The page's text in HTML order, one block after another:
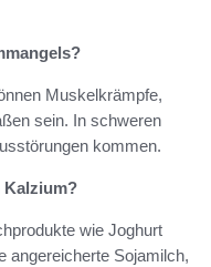
Muskelkrämpfe,
sein. In schweren
kommen.
Kalzium?
wie Joghurt
angereicherte Sojamilch,